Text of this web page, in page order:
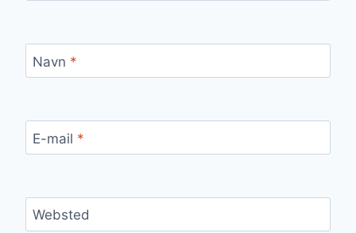
Navn *
E-mail *
Websted